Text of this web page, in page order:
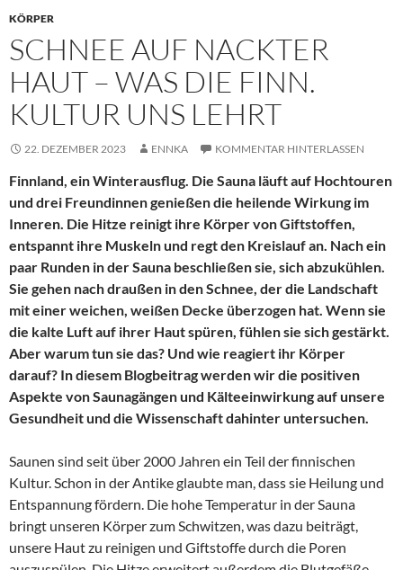
KÖRPER
SCHNEE AUF NACKTER
HAUT – WAS DIE FINN.
KULTUR UNS LEHRT
22. DEZEMBER 2023 ENNKA KOMMENTAR HINTERLASSEN
Finnland, ein Winterausflug. Die Sauna läuft auf Hochtouren
und drei Freundinnen genießen die heilende Wirkung im
Inneren. Die Hitze reinigt ihre Körper von Giftstoffen,
entspannt ihre Muskeln und regt den Kreislauf an. Nach ein
paar Runden in der Sauna beschließen sie, sich abzukühlen.
Sie gehen nach draußen in den Schnee, der die Landschaft
mit einer weichen, weißen Decke überzogen hat. Wenn sie
die kalte Luft auf ihrer Haut spüren, fühlen sie sich gestärkt.
Aber warum tun sie das? Und wie reagiert ihr Körper
darauf? In diesem Blogbeitrag werden wir die positiven
Aspekte von Saunagängen und Kälteeinwirkung auf unsere
Gesundheit und die Wissenschaft dahinter untersuchen.
Saunen sind seit über 2000 Jahren ein Teil der finnischen
Kultur. Schon in der Antike glaubte man, dass sie Heilung und
Entspannung fördern. Die hohe Temperatur in der Sauna
bringt unseren Körper zum Schwitzen, was dazu beiträgt,
unsere Haut zu reinigen und Giftstoffe durch die Poren